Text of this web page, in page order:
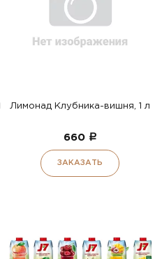
Лимонад Клубника-вишня, 1 л
660 a
ЗАКАЗАТЬ